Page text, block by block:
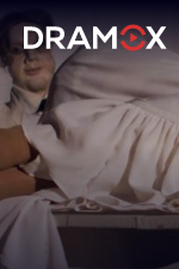
Dárkové
Registrujte